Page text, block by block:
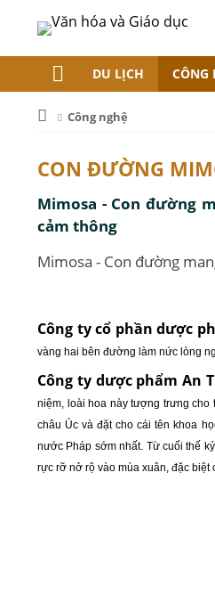
DU LỊCH CÔNG
Công nghệ
CON ĐƯỜNG
Mimosa - Con đường
cảm thông
Mimosa - Con đường
Công ty cổ phần dược
vàng hai bên đường làm nức lòng
Công ty dược phẩm An
niệm, loài hoa này tượng trưng cho
châu Úc và đặt cho cái tên khoa
nước Pháp sớm nhất. Từ cuối thế
rực rỡ nở rộ vào mùa xuân, đặc